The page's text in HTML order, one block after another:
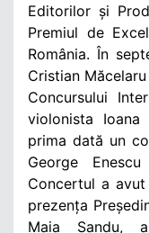
Editorilor și
Premiul de
România. În
Cristian
Concursului
violonista
prima dată un
George
Concertul a
prezența
Maia Sandu,